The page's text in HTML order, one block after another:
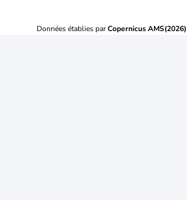
Données établies parCopernicus AMS(2026)